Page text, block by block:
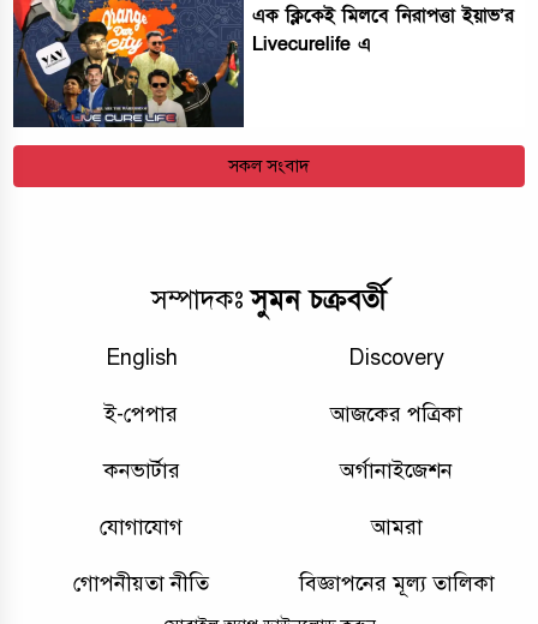
এক ক্লিকেই মিলবে নিরাপত্তা ইয়াভ’র
Livecurelife এ
সকল সংবাদ
সম্পাদকঃসুমন চক্রবর্তী
English Discovery
ই-পেপার আজকের পত্রিকা
কনভার্টার অর্গানাইজেশন
যোগাযোগ আমরা
গোপনীয়তা নীতি বিজ্ঞাপনের মূল্য তালিকা